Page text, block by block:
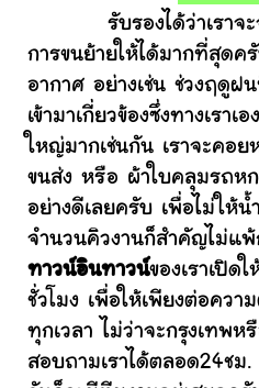
รับรองได้ว่าเราจะจั
การขนย้ายให้ได้มากที่สุด
อากาศ อย่างเช่น ช่วงฤดูฝ
เข้ามาเกี่ยวข้องซึ่งทางเรา
ใหญ่มากเช่นกัน เราจะคอ
ขนส่ง หรือ ผ้าใบคลุมรถห
อย่างดีเลยครับ เพื่อไม่ให้น้
จำนวนคิวงานก็สำคัญไม่แ
ทาวน์อินทาวน์ของเราเปิด
ชั่วโมง เพื่อให้เพียงต่อคว
ทุกเวลา ไม่ว่าจะกรุงเทพ
สอบถามเราได้ตลอด24ชม